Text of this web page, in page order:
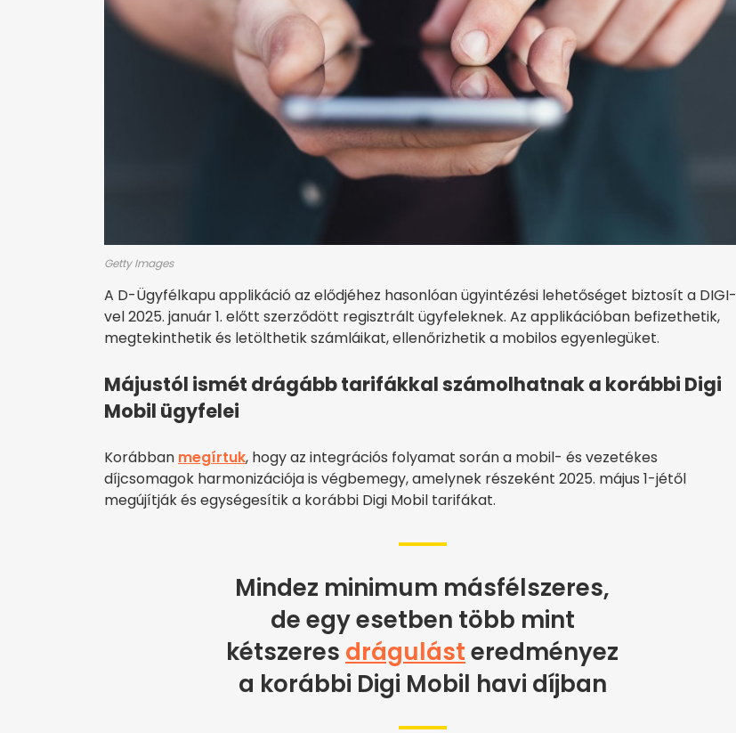
Getty Images
A D-Ügyfélkapu applikáció az elődjéhez hasonlóan ügyintézési lehetőséget biztosít a DIGI-
vel 2025. január 1. előtt szerződött regisztrált ügyfeleknek. Az applikációban befizethetik,
megtekinthetik és letölthetik számláikat, ellenőrizhetik a mobilos egyenlegüket.
Májustól ismét drágább tarifákkal számolhatnak a korábbi Digi
Mobil ügyfelei
Korábban megírtuk, hogy az integrációs folyamat során a mobil- és vezetékes
díjcsomagok harmonizációja is végbemegy, amelynek részeként 2025. május 1-jétől
megújítják és egységesítik a korábbi Digi Mobil tarifákat.
Mindez minimum másfélszeres,
de egy esetben több mint
kétszeres drágulásteredményez
a korábbi Digi Mobil havi díjban